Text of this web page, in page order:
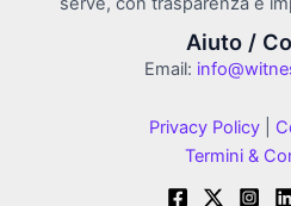
Aiuto /
Email:
Privacy Policy
Termini &